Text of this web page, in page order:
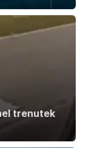
trenutek